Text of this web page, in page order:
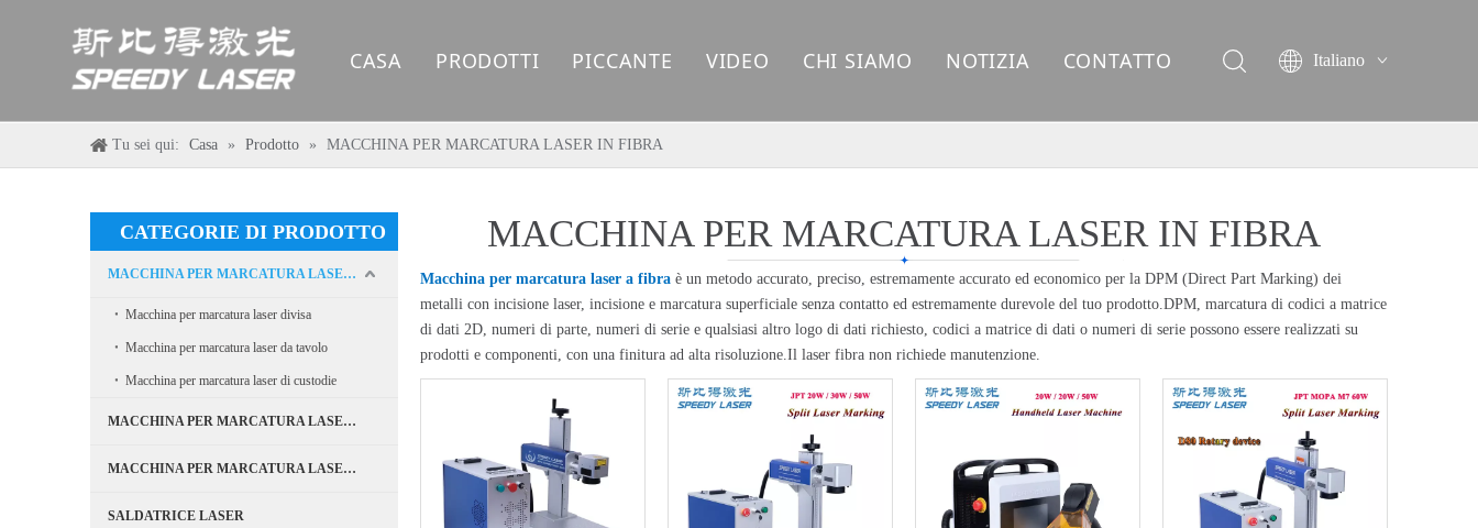
CASA PRODOTTI
MACCHINA PER LA MARCATURA LASER IN FIBRA
MACCHINA PER MARCATURA LASER UV
MACCHINA PER MARCATURA LASER CO2
MACCHINA PER LA SALDATURA LASER
MACCHINA PER LA PULIZIA LASER
MACCHINA PER TAGLIO LASER FIBRA
RICAMBI LASER
PICCANTE
Macchina per marcatura laser
Macchina da taglio laser a fibra
VIDEO CHI SIAMO NOTIZIA CONTATTO
Italiano
简体中文
Español
Deutsch
ไทย
Tu sei qui: Casa » Prodotto » MACCHINA PER MARCATURA LASER IN FIBRA
CATEGORIE DI PRODOTTO
MACCHINA PER MARCATURA LASER IN FIBRA
Macchina per marcatura laser divisa
Macchina per marcatura laser da tavolo
Macchina per marcatura laser di custodie
MACCHINA PER MARCATURA LASER UV
MACCHINA PER MARCATURA LASER CO2
SALDATRICE LASER
MACCHINA PER MARCATURA LASER IN FIBRA
Macchina per marcatura laser a fibra è un metodo accurato, preciso, estremamente accurato ed economico per la DPM (Direct Part Marking) dei
metalli con incisione laser, incisione e marcatura superficiale senza contatto ed estremamente durevole del tuo prodotto.DPM, marcatura di codici a matrice
di dati 2D, numeri di parte, numeri di serie e qualsiasi altro logo di dati richiesto, codici a matrice di dati o numeri di serie possono essere realizzati su
prodotti e componenti, con una finitura ad alta risoluzione.Il laser fibra non richiede manutenzione.